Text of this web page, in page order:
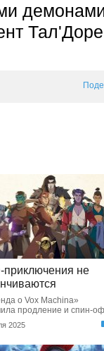
приключения не
о Vox Machina»
продление и спин-
2025